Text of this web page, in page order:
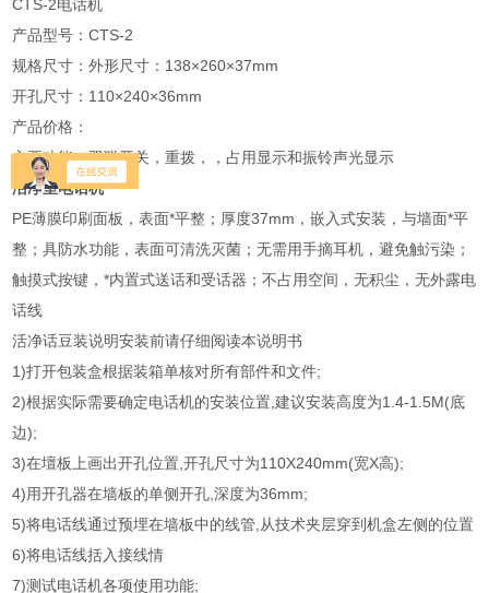
CTS-2电话机
产品型号：CTS-2
规格尺寸：外形尺寸：138×260×37mm
开孔尺寸：110×240×36mm
产品价格：
主要功能：双联开关，重拨，，占用显示和振铃声光显示
洁净室电话机
PE薄膜印刷面板，表面*平整；厚度37mm，嵌入式安装，与墙面*平
整；具防水功能，表面可清洗灭菌；无需用手摘耳机，避免触污染；
触摸式按键，*内置式送话和受话器；不占用空间，无积尘，无外露电
话线
活净话豆装说明安装前请仔细阅读本说明书
1)打开包装盒根据装箱单核对所有部件和文件;
2)根据实际需要确定电话机的安装位置,建议安装高度为1.4-1.5M(底
边);
3)在壇板上画出开孔位置,开孔尺寸为110X240mm(宽X高);
4)用开孔器在墙板的单侧开孔,深度为36mm;
5)将电话线通过预埋在墙板中的线管,从技术夹层穿到机盒左侧的位置
6)将电话线括入接线情
7)测试电话机各项使用功能;